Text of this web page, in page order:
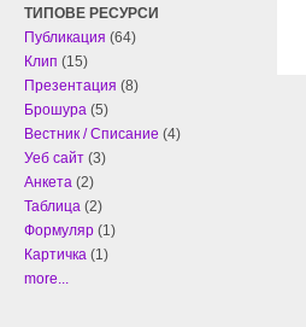
ТИПОВЕ РЕСУРСИ
Публикация (64)
Клип (15)
Презентация (8)
Брошура (5)
Вестник / Списание (4)
Уеб сайт (3)
Анкета (2)
Таблица (2)
Формуляр (1)
Картичка (1)
more...